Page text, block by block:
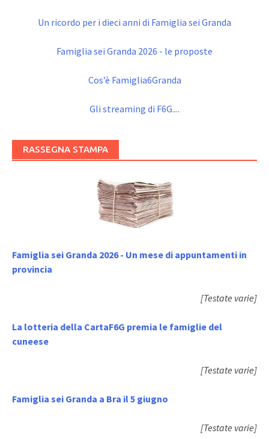
Un ricordo per i dieci anni di Famiglia sei Granda
Famiglia sei Granda 2026 - le proposte
Cos’è Famiglia6Granda
Gli streaming di F6G....
RASSEGNA STAMPA
Famiglia sei Granda 2026 - Un mese di appuntamenti in
provincia
[Testate varie]
La lotteria della CartaF6G premia le famiglie del
cuneese
[Testate varie]
Famiglia sei Granda a Bra il 5 giugno
[Testate varie]